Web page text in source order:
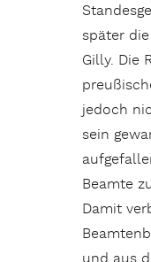
später
Gilly. Die
jedoch
sein
Beamte
Damit